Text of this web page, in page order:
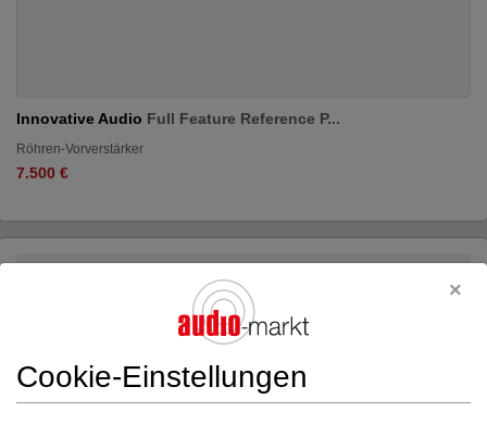
Innovative Audio Full Feature Reference P...
Röhren-Vorverstärker
7.500 €
Cookie-Einstellungen